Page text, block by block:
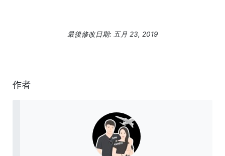
最後修改日期: 五月 23, 2019
作者